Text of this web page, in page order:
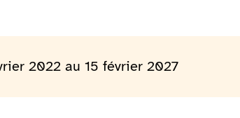
2022 au 15 février 2027